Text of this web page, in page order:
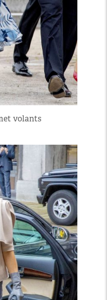
volants